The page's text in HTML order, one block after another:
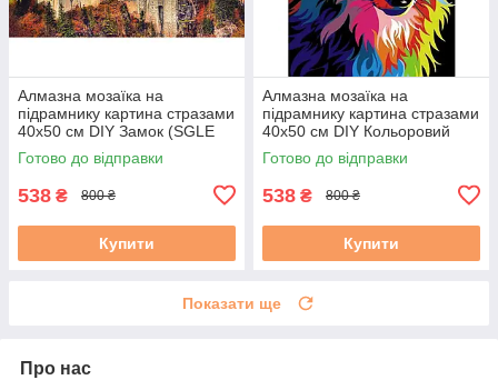
Алмазна мозаїка на
підрамнику картина стразами
40х50 см DIY Замок (SGLE
71269 - F)
Готово до відправки
538 ₴ 800 ₴
Купити
Алмазна мозаїка на
підрамнику картина стразами
40х50 см DIY Кольоровий
вовк (SGLE 71270 - F)
Готово до відправки
538 ₴ 800 ₴
Купити
Показати ще
Про нас